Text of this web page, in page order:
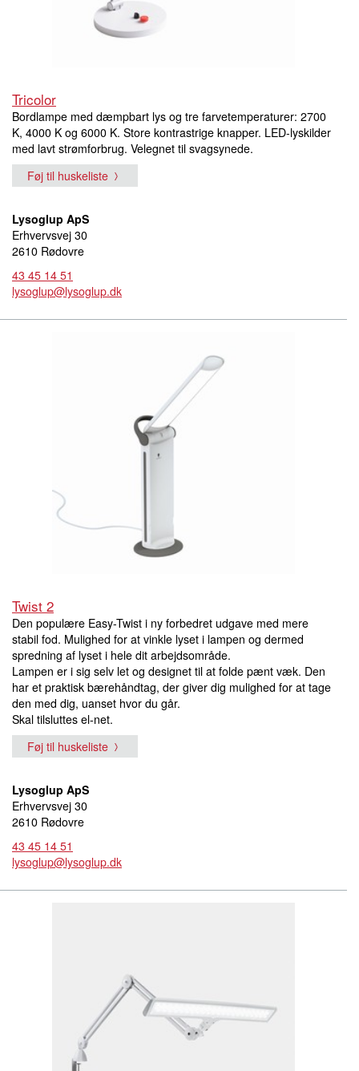
Tricolor
Bordlampe med dæmpbart lys og tre farvetemperaturer: 2700
K, 4000 K og 6000 K. Store kontrastrige knapper. LED-lyskilder
med lavt strømforbrug. Velegnet til svagsynede.
Føj til huskeliste
Lysoglup ApS
Erhvervsvej 30
2610 Rødovre
43 45 14 51
lysoglup@lysoglup.dk
Twist 2
Den populære Easy-Twist i ny forbedret udgave med mere
stabil fod. Mulighed for at vinkle lyset i lampen og dermed
spredning af lyset i hele dit arbejdsområde.
Lampen er i sig selv let og designet til at folde pænt væk. Den
har et praktisk bærehåndtag, der giver dig mulighed for at tage
den med dig, uanset hvor du går.
Skal tilsluttes el-net.
Føj til huskeliste
Lysoglup ApS
Erhvervsvej 30
2610 Rødovre
43 45 14 51
lysoglup@lysoglup.dk